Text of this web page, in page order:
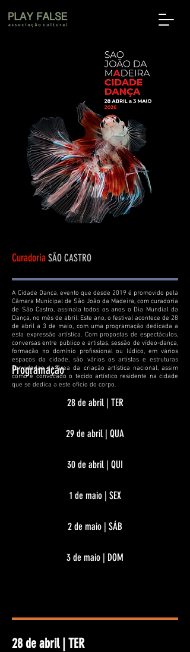
Curadoria SÃO CASTRO
A Cidade Dança, evento que desde 2019 é promovido pela
Câmara Municipal de São João da Madeira, com curadoria
de São Castro, assinala todos os anos o Dia Mundial da
Dança, no mês de abril. Este ano, o festival acontece de 28
de abril a 3 de maio, com uma programação dedicada a
esta expressão artística. Com propostas de espectáculos,
conversas entre público e artistas, sessão de vídeo-dança,
formação no domínio profissional ou lúdico, em vários
espaços da cidade, são vários os artistas e estruturas
convidadas da área da criação artística nacional, assim
como é convocado o tecido artístico residente na cidade
que se dedica a este ofício do corpo.
Programação
28 de abril | TER
29 de abril | QUA
30 de abril | QUI
1 de maio | SEX
2 de maio | SÁB
3 de maio | DOM
28 de abril | TER